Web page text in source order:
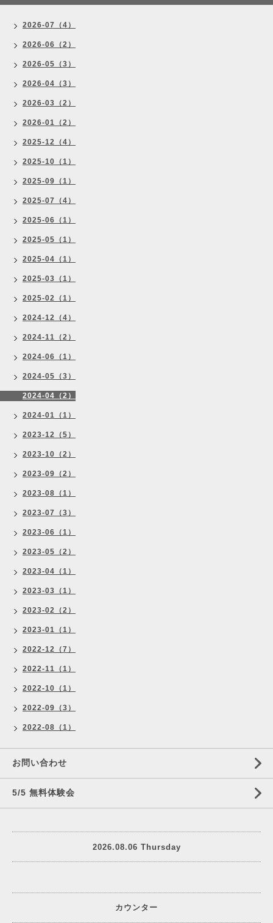
2026-07（4）
2026-06（2）
2026-05（3）
2026-04（3）
2026-03（2）
2026-01（2）
2025-12（4）
2025-10（1）
2025-09（1）
2025-07（4）
2025-06（1）
2025-05（1）
2025-04（1）
2025-03（1）
2025-02（1）
2024-12（4）
2024-11（2）
2024-06（1）
2024-05（3）
2024-04（2）
2024-01（1）
2023-12（5）
2023-10（2）
2023-09（2）
2023-08（1）
2023-07（3）
2023-06（1）
2023-05（2）
2023-04（1）
2023-03（1）
2023-02（2）
2023-01（1）
2022-12（7）
2022-11（1）
2022-10（1）
2022-09（3）
2022-08（1）
お問い合わせ
5/5 無料体験会
2026.08.06 Thursday
カウンター